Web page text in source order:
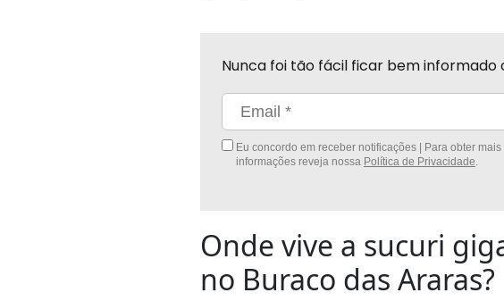
Nunca foi tão fácil ficar bem informado
Eu concordo em receber notificações | Para obter mais
informações reveja nossa Política de Privacidade.
Onde vive a sucuri
no Buraco das Araras?